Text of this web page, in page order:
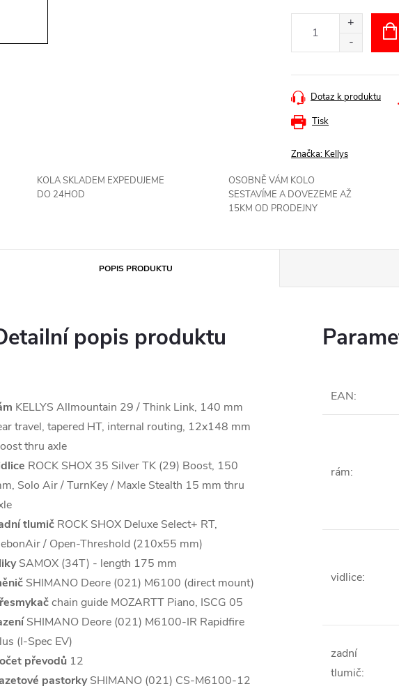
Tisk
Dotaz k produktu
Značka: Kellys
KOLA SKLADEM EXPEDUJEME
DO 24HOD
OSOBNĚ VÁM KOLO
SESTAVÍME A DOVEZEME AŽ
15KM OD PRODEJNY
POPIS PRODUKTU
popis produktu
KELLYS Allmountain 29 / Think Link, 140 mm
travel, tapered HT, internal routing, 12x148 mm
thru axle
ROCK SHOX 35 Silver TK (29) Boost, 150
Solo Air / TurnKey / Maxle Stealth 15 mm thru
tlumič ROCK SHOX Deluxe Select+ RT,
/ Open-Threshold (210x55 mm)
SAMOX (34T) - length 175 mm
SHIMANO Deore (021) M6100 (direct mount)
chain guide MOZARTT Piano, ISCG 05
SHIMANO Deore (021) M6100-IR Rapidfire
(I-Spec EV)
převodů 12
pastorkySHIMANO (021) CS-M6100-12
EAN:
rám:
vidlice:
zadní
tlumič: